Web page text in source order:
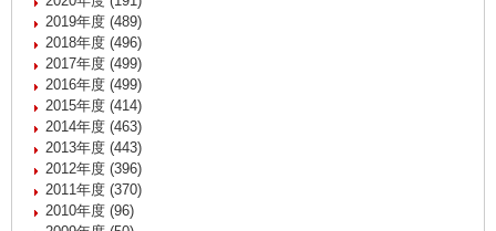
2019年度 (489)
2018年度 (496)
2017年度 (499)
2016年度 (499)
2015年度 (414)
2014年度 (463)
2013年度 (443)
2012年度 (396)
2011年度 (370)
2010年度 (96)